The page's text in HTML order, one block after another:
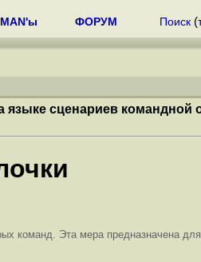
MAN'ы ФОРУМ Поиск (
сценариев командной
команд. Эта мера предназначена для